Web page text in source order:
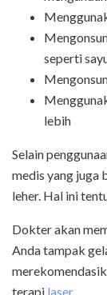
seperti
lebih
Selain
medis yang juga
leher. Hal ini
Dokter akan
Anda tampak
terapi laser.